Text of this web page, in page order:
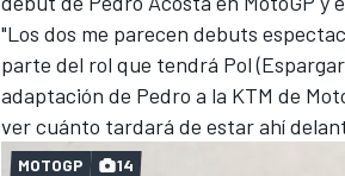
"Los dos me parecen debuts
parte del rol que tendrá Pol
adaptación de Pedro a la KTM de
ver cuánto tardará de estar ahí
MOTOGP 14